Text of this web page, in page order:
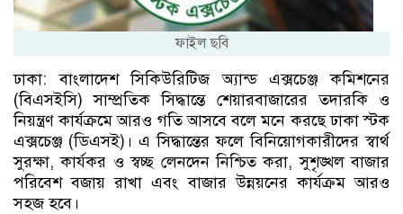
ফাইল ছবি
ঢাকা: বাংলাদেশ সিকিউরিটিজ অ্যান্ড এক্সচেঞ্জ কমিশনের
(বিএসইসি) সাম্প্রতিক সিদ্ধান্তে শেয়ারবাজারের তদারকি ও
নিয়ন্ত্রণ কার্যক্রমে আরও গতি আসবে বলে মনে করছে ঢাকা স্টক
এক্সচেঞ্জ (ডিএসই)। এ সিদ্ধান্তের ফলে বিনিয়োগকারীদের স্বার্থ
সুরক্ষা, কার্যকর ও স্বচ্ছ লেনদেন নিশ্চিত করা, সুশৃঙ্খল বাজার
পরিবেশ বজায় রাখা এবং বাজার উন্নয়নের কার্যক্রম আরও
সহজ হবে।